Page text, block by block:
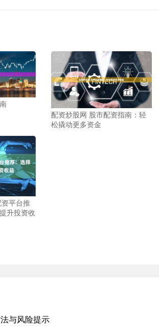
配资炒股网 股市配资指南：轻
松撬动更多资金
平台推
升投资收
与风险提示